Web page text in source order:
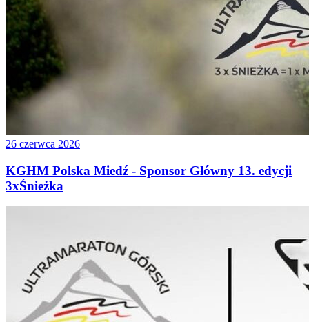
26 czerwca 2026
KGHM Polska Miedź - Sponsor Główny 13. edycji
3xŚnieżka